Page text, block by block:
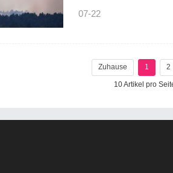
07-22
Zuhause 1 2
10 Artikel pro